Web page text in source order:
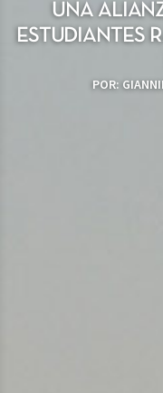
UNA
ESTUDIANTES
POR: